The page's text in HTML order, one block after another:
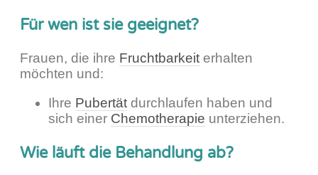
Für wen ist sie geeignet?
Frauen, die ihre Fruchtbarkeit erhalten
möchten und:
Ihre Pubertät durchlaufen haben und
sich einer Chemotherapie unterziehen.
Wie läuft die Behandlung ab?